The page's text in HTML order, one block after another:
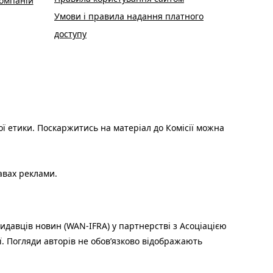
Умови і правила надання платного
доступу
етики. Поскаржитись на матеріал до Комісії можна
реклами.
новин (WAN-IFRA) у партнерстві з Асоціацією
Погляди авторів не обов’язково відображають